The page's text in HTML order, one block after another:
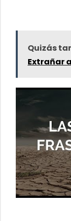
Quizás
Extrañar